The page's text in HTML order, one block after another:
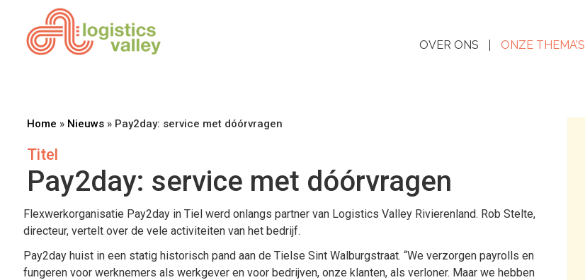
OVER ONS ONZE THEMA’S
Home » Nieuws» Pay2day: service met dóórvragen
Titel
Pay2day: service met dóórvragen
Flexwerkorganisatie Pay2day in Tiel werd onlangs partner van Logistics Valley Rivierenland. Rob Stelte,
directeur, vertelt over de vele activiteiten van het bedrijf.
Pay2day huist in een statig historisch pand aan de Tielse Sint Walburgstraat. “We verzorgen payrolls en
fungeren voor werknemers als werkgever en voor bedrijven, onze klanten, als verloner. Maar we hebben